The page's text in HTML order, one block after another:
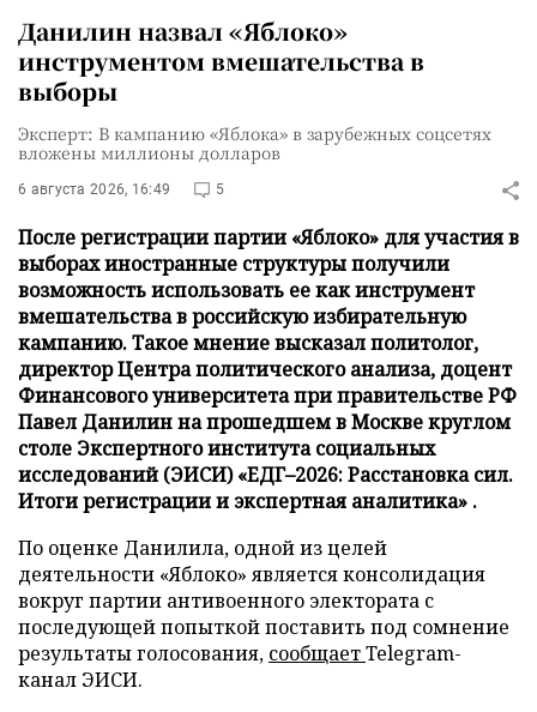
Данилин назвал «Яблоко»
инструментом вмешательства в
выборы
Эксперт: В кампанию «Яблока» в зарубежных соцсетях
вложены миллионы долларов
6 августа 2026, 16:49 5
После регистрации партии «Яблоко» для участия в
выборах иностранные структуры получили
возможность использовать ее как инструмент
вмешательства в российскую избирательную
кампанию. Такое мнение высказал политолог,
директор Центра политического анализа, доцент
Финансового университета при правительстве РФ
Павел Данилин на прошедшем в Москве круглом
столе Экспертного института социальных
исследований (ЭИСИ) «ЕДГ–2026: Расстановка сил.
Итоги регистрации и экспертная аналитика» .
По оценке Данилила, одной из целей
деятельности «Яблоко» является консолидация
вокруг партии антивоенного электората с
последующей попыткой поставить под сомнение
результаты голосования, сообщаетTelegram-
канал ЭИСИ.